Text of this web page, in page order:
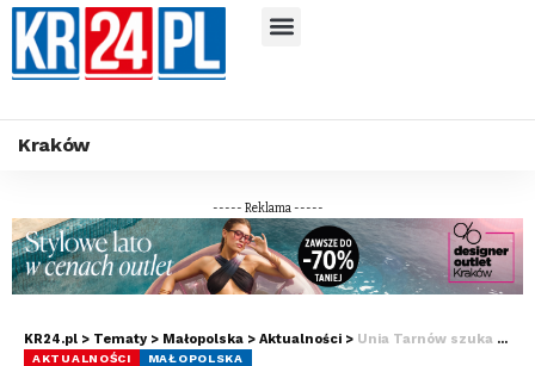
Kraków
----- Reklama -----
KR24.pl > Tematy > Małopolska > Aktualności > Unia Tarnów szuka prezesa! Kto się nada?
AKTUALNOŚCI MAŁOPOLSKA